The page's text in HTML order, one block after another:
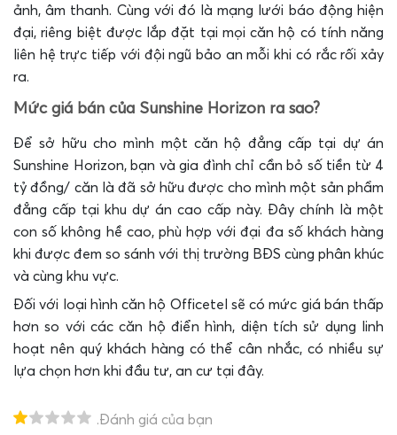
ảnh, âm thanh. Cùng với đó là mạng lưới báo động hiện
đại, riêng biệt được lắp đặt tại mọi căn hộ có tính năng
liên hệ trực tiếp với đội ngũ bảo an mỗi khi có rắc rối xảy
ra.
Mức giá bán của Sunshine Horizon ra sao?
Để sở hữu cho mình một căn hộ đẳng cấp tại dự án
Sunshine Horizon, bạn và gia đình chỉ cần bỏ số tiền từ 4
tỷ đồng/ căn là đã sở hữu được cho mình một sản phẩm
đẳng cấp tại khu dự án cao cấp này. Đây chính là một
con số không hề cao, phù hợp với đại đa số khách hàng
khi được đem so sánh với thị trường BĐS cùng phân khúc
và cùng khu vực.
Đối với loại hình căn hộ Officetel sẽ có mức giá bán thấp
hơn so với các căn hộ điển hình, diện tích sử dụng linh
hoạt nên quý khách hàng có thể cân nhắc, có nhiều sự
lựa chọn hơn khi đầu tư, an cư tại đây.
.Đánh giá của bạn